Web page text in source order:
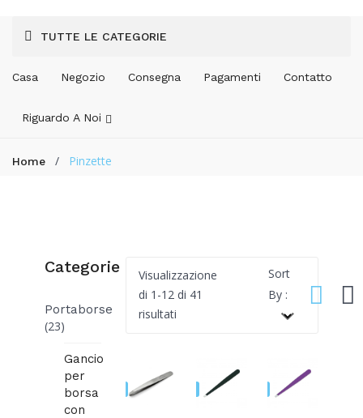
TUTTE LE CATEGORIE
Casa Negozio Consegna Pagamenti Contatto
Riguardo A Noi
Home / Pinzette
Categorie
Portaborse
(23)
Gancio
per
borsa
con
Visualizzazione
di 1-12 di 41
risultatiPopolarità
Sort
By :
Pinzette Pinzette Pinzette